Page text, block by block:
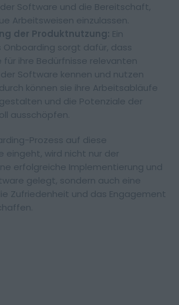
Software und die Bereitschaft,
Arbeitsweisen einzulassen.
der Produktnutzung: Ein
Onboarding sorgt dafür, dass
für ihre Bedürfnisse relevanten
Software kennen und nutzen
können sie ihre Arbeitsabläufe
und die Potenziale der
ausschöpfen.
Prozess auf diese
eingeht, wird nicht nur der
erfolgreiche Implementierung und
gelegt, sondern auch eine
Zufriedenheit und das Engagement